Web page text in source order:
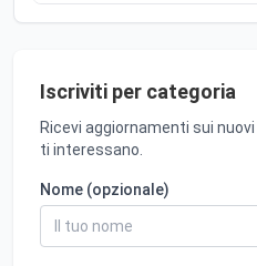
Iscriviti per categoria
Ricevi aggiornamenti sui
ti interessano.
Nome (opzionale)